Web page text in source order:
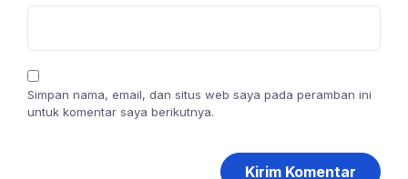
Simpan nama, email, dan situs web saya pada peramban ini
untuk komentar saya berikutnya.